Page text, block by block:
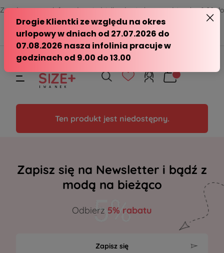
Zamów przez telefon od poniedziałku do piątku w godzinach - 8:00 do
15:00
570 390 351
sklep@modasizeplus.pl
Ten produkt jest niedostępny.
Zapisz się na Newsletter i bądź z
modą na bieżąco
Odbierz 5% rabatu
Zapisz się